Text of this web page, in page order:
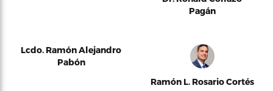
Pagán
Lcdo. Ramón Alejandro
Pabón
Ramón L. Rosario Cortés